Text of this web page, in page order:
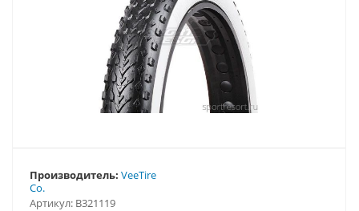
Артикул: B321119
Производитель: VeeTire
Co.